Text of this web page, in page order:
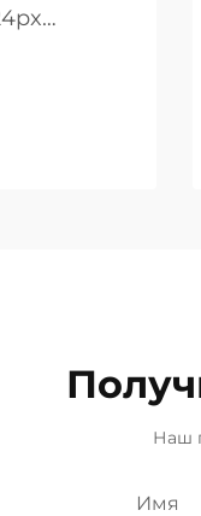
top:
Наш
Имя